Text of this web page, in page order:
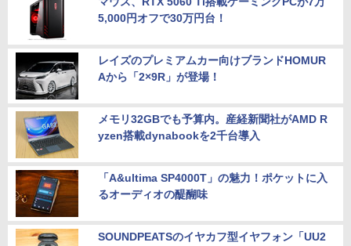
5,000円オフで30万円台！
レイズのプレミアムカー向けブランドHOMUR
Aから「2×9R」が登場！
メモリ32GBでも予算内。産経新聞社がAMD R
yzen搭載dynabookを2千台導入
「A&ultima SP4000T」の魅力！ポケットに入
るオーディオの醍醐味
SOUNDPEATSのイヤカフ型イヤフォン「UU2